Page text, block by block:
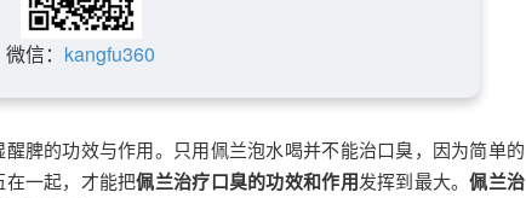
微信： kangfu360
脾的功效与作用。只用佩兰泡水喝并不能治口臭，因为简单的
一起，才能把佩兰治疗口臭的功效和作用发挥到最大。佩兰治